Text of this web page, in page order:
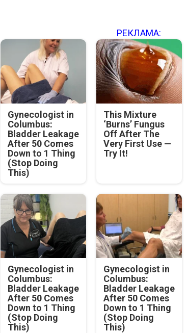
РЕКЛАМА:
Gynecologist in
Columbus:
Bladder Leakage
After 50 Comes
Down to 1 Thing
(Stop Doing
This)
This Mixture
‘Burns’ Fungus
Off After The
Very First Use —
Try It!
Gynecologist in
Columbus:
Bladder Leakage
After 50 Comes
Down to 1 Thing
(Stop Doing
This)
Gynecologist in
Columbus:
Bladder Leakage
After 50 Comes
Down to 1 Thing
(Stop Doing
This)